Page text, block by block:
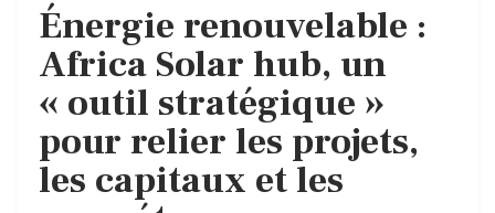
Énergie renouvelable :
Africa Solar hub, un
« outil stratégique »
pour relier les projets,
les capitaux et les